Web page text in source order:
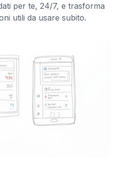
per te, 24/7, e trasforma
utili da usare subito.